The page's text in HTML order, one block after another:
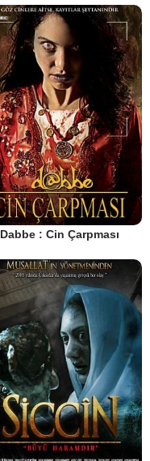
Dabbe : Cin Çarpması